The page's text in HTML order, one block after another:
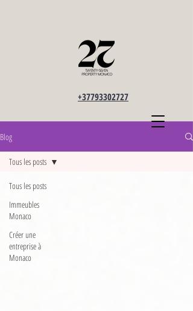
+37793302727
Blog
Tous les posts
Immeubles
Monaco
Créer une
entreprise à
Monaco
Tous les posts